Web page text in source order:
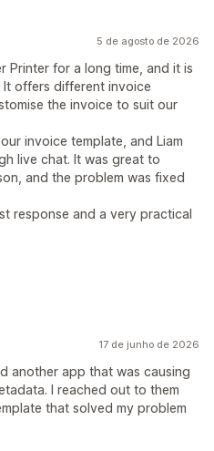
5 de agosto de 2026
Printer for a long time, and it is
It offers different invoice
the invoice to suit our
invoice template, and Liam
live chat. It was great to
and the problem was fixed
response and a very practical
17 de junho de 2026
another app that was causing
I reached out to them
that solved my problem